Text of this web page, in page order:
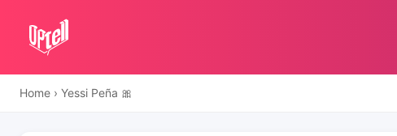
Home › Yessi Peña 🎀